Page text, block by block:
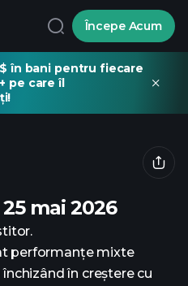
Începe Acum
în bani pentru fiecare
pe care îl
mai 2026
performanțe mixte
în creștere cu